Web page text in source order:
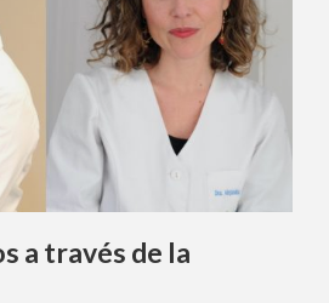
a través de la